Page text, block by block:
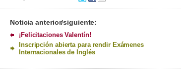
Noticia anterior/siguiente:
¡Felicitaciones Valentín!
Inscripción abierta para rendir Exámenes
Internacionales de Inglés